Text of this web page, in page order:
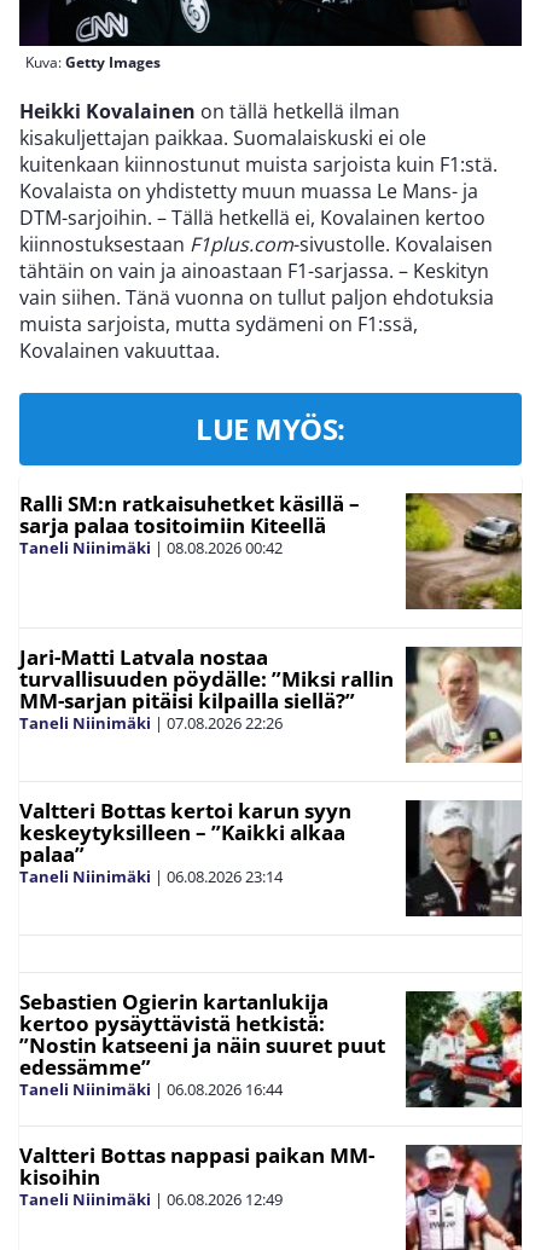
Kuva:Getty Images
Heikki Kovalainen on tällä hetkellä ilman
kisakuljettajan paikkaa. Suomalaiskuski ei ole
kuitenkaan kiinnostunut muista sarjoista kuin F1:stä.
Kovalaista on yhdistetty muun muassa Le Mans- ja
DTM-sarjoihin. – Tällä hetkellä ei, Kovalainen kertoo
kiinnostuksestaan F1plus.com-sivustolle. Kovalaisen
tähtäin on vain ja ainoastaan F1-sarjassa. – Keskityn
vain siihen. Tänä vuonna on tullut paljon ehdotuksia
muista sarjoista, mutta sydämeni on F1:ssä,
Kovalainen vakuuttaa.
LUE MYÖS:
Ralli SM:n ratkaisuhetket käsillä –
sarja palaa tositoimiin Kiteellä
Taneli Niinimäki | 08.08.202600:42
Jari-Matti Latvala nostaa
turvallisuuden pöydälle: ”Miksi rallin
MM-sarjan pitäisi kilpailla siellä?”
Taneli Niinimäki | 07.08.202622:26
Valtteri Bottas kertoi karun syyn
keskeytyksilleen – ”Kaikki alkaa
palaa”
Taneli Niinimäki | 06.08.202623:14
Sebastien Ogierin kartanlukija
kertoo pysäyttävistä hetkistä:
”Nostin katseeni ja näin suuret puut
edessämme”
Taneli Niinimäki | 06.08.2026 16:44
Valtteri Bottas nappasi paikan MM-
kisoihin
Taneli Niinimäki | 06.08.2026 12:49